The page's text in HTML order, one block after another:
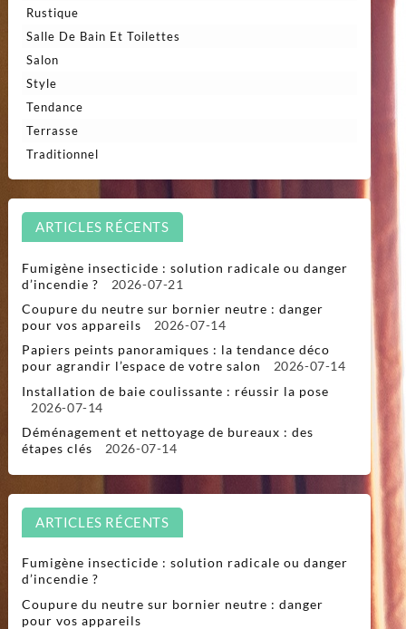
Rustique
Salle De Bain Et Toilettes
Salon
Style
Tendance
Terrasse
Traditionnel
ARTICLES RÉCENTS
Fumigène insecticide : solution radicale ou danger
d’incendie ?
2026-07-21
Coupure du neutre sur bornier neutre : danger
pour vos appareils
2026-07-14
Papiers peints panoramiques : la tendance déco
pour agrandir l’espace de votre salon
2026-07-14
Installation de baie coulissante : réussir la pose
2026-07-14
Déménagement et nettoyage de bureaux : des
étapes clés
2026-07-14
ARTICLES RÉCENTS
Fumigène insecticide : solution radicale ou danger
d’incendie ?
Coupure du neutre sur bornier neutre : danger
pour vos appareils